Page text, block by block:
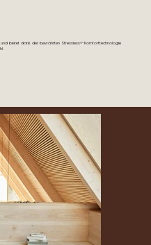
bietet dank der bewährten Stressless®-Komforttechnologie